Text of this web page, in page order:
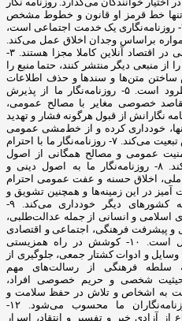
خط قرمز او قانون و خطوط مشخص
شده توسط مقام معظم رهبری است. ۲- روزنامه‌نگاری یک خدمت اجتماعی است،
براساس وجدان اخلاق عمل می‌کند.
در این راستا بخش خبر و بخش بازرگانی در اقتصاد آنلاین کاملا مجزا هستند. ۳-
از منبعی دیگر منتشر کنند، حتما منبع را
مخدوش ساختن متن‌ها و سندها و حذف اطلاعات
اساسی رویدادها در اقتصاد آنلاین مطرود است. ۵- روزنامه‌نگار ما از پذیرش
خصوصی مغایر با مصالح عمومی،
و روزنامه نگارانش از قبول هرگونه فشار و تهدید
خودداری کرده و از خط‌مشی عمومی
رسانه و اصول شرافت حرفه ای خویش تبعیت می‌کند. ۷- روزنامه‌نگار ما با احترام
عمومی و مصالح همگانی از اصول
شرافت حرفه‌ای خویشتن تبعیت می‌کند. ۸- روزنامه‌نگار ما به اصول دینی و
اخلاق حسنه و عفت عمومی احترام
در این زمینه‌ها و همچنین تشویق و
تحریک به جنگ تجاوزکارانه نسبت به کشورهای دیگر خودداری می‌کند. ۹-
اسلامی و انسانی از جمله عدالت‌طلبی،
و پیشرفت فرهنگی، اجتماعی و اقتصادی
ملت‌ها و فرهنگ‌ها، احترام خاص قائل است. ۱۰- کوشش در راه همزیستی
و ادوات کشتار جمعی، جلوگیری از
سلطه فرهنگی از رسالت‌های مهم
۱۱- احترام به حیثیت شخصی و حریم خصوصی افراد،
به اشخاص و تلاش در حفظ سلامت و
آرامش روانی جامعه از وظایف روزنامه‌نگاران ما محسوب می‌شود. ۱۲-
آزادی خبر و تفسیر و انتقاد، اسرار